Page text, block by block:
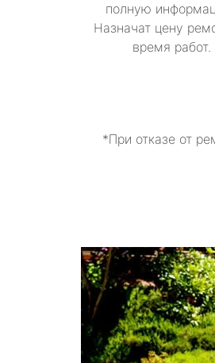
полную
Назначат цену
время работ.
*При отказе от